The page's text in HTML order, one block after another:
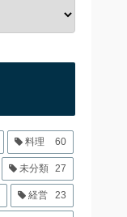
料理 60
未分類 27
経営 23